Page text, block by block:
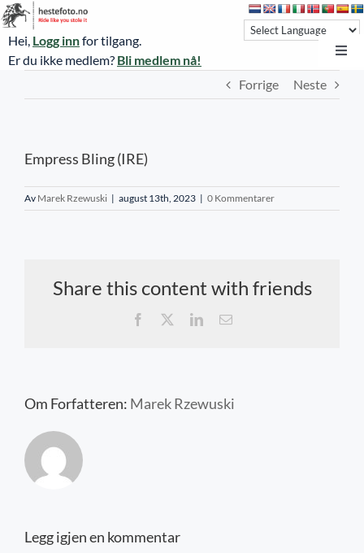
Skip
to
content
Hei, Logg innfor tilgang.
Er du ikke medlem? Bli medlem nå!
Øvrevoll treningsdager
NoARK
Forrige Neste
Empress Bling (IRE)
Av Marek Rzewuski | august 13th, 2023 | 0 Kommentarer
Share this content with friends
Facebook LinkedIn
E-
Om Forfatteren: Marek Rzewuski
Legg igjen en kommentar